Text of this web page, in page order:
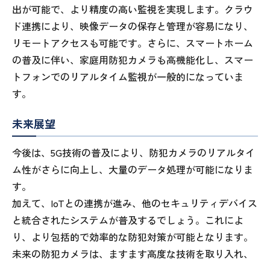
出が可能で、より精度の高い監視を実現します。クラウ
ド連携により、映像データの保存と管理が容易になり、
リモートアクセスも可能です。さらに、スマートホーム
の普及に伴い、家庭用防犯カメラも高機能化し、スマー
トフォンでのリアルタイム監視が一般的になっていま
す。
未来展望
今後は、5G技術の普及により、防犯カメラのリアルタイ
ム性がさらに向上し、大量のデータ処理が可能になりま
す。
加えて、IoTとの連携が進み、他のセキュリティデバイス
と統合されたシステムが普及するでしょう。これによ
り、より包括的で効率的な防犯対策が可能となります。
未来の防犯カメラは、ますます高度な技術を取り入れ、